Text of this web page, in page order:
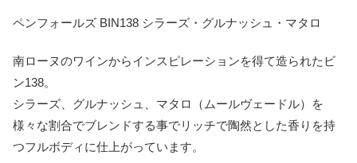
ペンフォールズ BIN138 シラーズ・グルナッシュ・マタロ
南ローヌのワインからインスピレーションを得て造られたビ
ン138。
シラーズ、グルナッシュ、マタロ（ムールヴェードル）を
様々な割合でブレンドする事でリッチで陶然とした香りを持
つフルボディに仕上がっています。